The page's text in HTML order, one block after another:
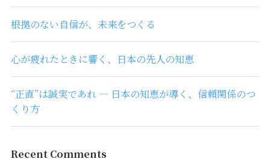
根拠のない自信が、未来をつくる
心が疲れたときに響く、日本の先人の知恵
“正直”は誠実であれ ― 日本の知恵が導く、信頼関係のつ
くり方
Recent Comments